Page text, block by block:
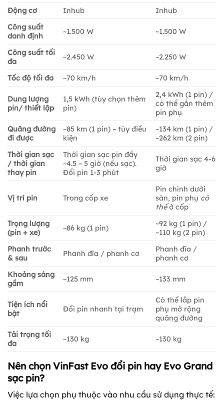
Động cơ Inhub
Inhub
Công suất
danh định
~1.500 W ~1.500 W
Công suất tối
đa
~2.450 W ~2.250 W
Tốc độ tối đa ~70 km/h ~70 km/h
Dung lượng
pin/ thiết lập
1,5 kWh (tùy chọn thêm
pin)
2,4 kWh (1 pin) /
có thể gắn thêm
pin phụ
Quãng đường
đi được
~85 km (1 pin) – tùy điều
kiện
~134 km (1 pin) /
~262 km (2 pin)
Thời gian sạc
/ thời gian
thay pin
Thời gian sạc pin đầy
~4.5 – 5 giờ (nếu sạc).
Đổi pin 1-3 phút
Thời gian sạc 4-6
giờ
Vị trí pin Trong cốp xe
Pin chính dưới
sàn, pin phụ có
thểở cốp
Trọng lượng
(pin + xe)
~86 kg (1 pin)
~92 kg (1 pin) /
~110 kg (2 pin)
Phanh trước
& sau
Phanh đĩa / phanh cơ
Phanh đĩa /
phanh cơ
Khoảng sáng
gầm
~125 mm ~133 mm
Tiện ích nổi
bật
Đổi pin nhanh tại trạm
Có thể lắp pin
phụ mở rộng
quãng đường
Tải trọng tối
đa
~130 kg ~130 kg
Nên chọn VinFast Evo đổi pin hay Evo Grand
sạc pin?
Việc lựa chọn phụ thuộc vào nhu cầu sử dụng thực tế: